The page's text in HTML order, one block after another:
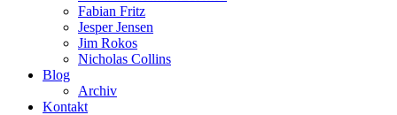
Fabian Fritz
Jesper Jensen
Jim Rokos
Nicholas Collins
Blog
Archiv
Kontakt